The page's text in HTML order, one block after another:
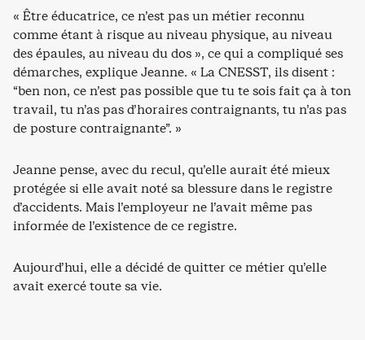
« Être éducatrice, ce n’est pas un métier reconnu
comme étant à risque au niveau physique, au niveau
des épaules, au niveau du dos », ce qui a compliqué ses
démarches, explique Jeanne. « La CNESST, ils disent :
“ben non, ce n’est pas possible que tu te sois fait ça à ton
travail, tu n’as pas d’horaires contraignants, tu n’as pas
de posture contraignante”. »
Jeanne pense, avec du recul, qu’elle aurait été mieux
protégée si elle avait noté sa blessure dans le registre
d’accidents. Mais l’employeur ne l’avait même pas
informée de l’existence de ce registre.
Aujourd’hui, elle a décidé de quitter ce métier qu’elle
avait exercé toute sa vie.